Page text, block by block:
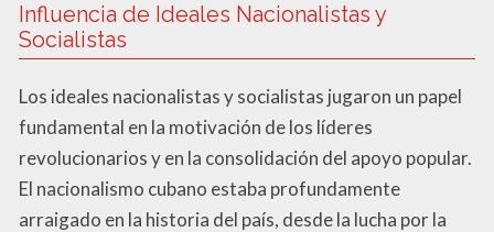
Influencia de Ideales Nacionalistas y
Socialistas
Los ideales nacionalistas y socialistas jugaron un papel
fundamental en la motivación de los líderes
revolucionarios y en la consolidación del apoyo popular.
El nacionalismo cubano estaba profundamente
arraigado en la historia del país, desde la lucha por la